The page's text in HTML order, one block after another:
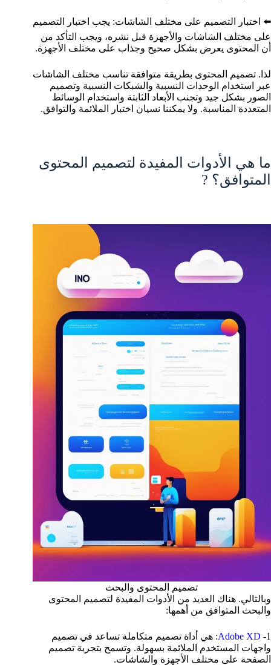
⬅️ اختبار التصميم على مختلف الشاشات: يجب اختبار التصميم
على مختلف الشاشات والأجهزة قبل نشره، ويجب التأكد من
أن المحتوى يعرض بشكل صحيح وجذاب على مختلف الأجهزة.
لذا. تصميم المحتوى بطريقة متوافقة تناسب مختلف الشاشات
عبر استخدام الوحدات النسبية والشبكات النسبية وتصميم
الصور بشكل جيد وتجنب الأبعاد الثابتة واستخدام الوسائط
المتعددة المناسبة. ولا يمكننا نسيان اختبار الملائمة والتوافق.
ما هي الأدوات المفيدة لتصميم المحتوى
المتوافق؟ ?
تصميم المحتوى والبحث
وبالتالي. هناك العديد من الأدوات المفيدة لتصميم المحتوى
والبحث المتوافق من أهمها:
1-
Adobe XD: هي أداة تصميم متكاملة تساعد في تصميم
واجهات المستخدم الملائمة بسهولة. وتسمح بتجربة تصميم
الصفحة على مختلف الأجهزة والشاشات.